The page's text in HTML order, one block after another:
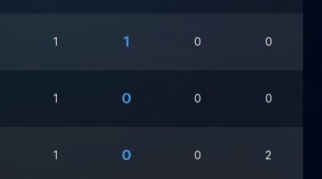
1 1 0 0
1 0 0 0
1 0 0 2